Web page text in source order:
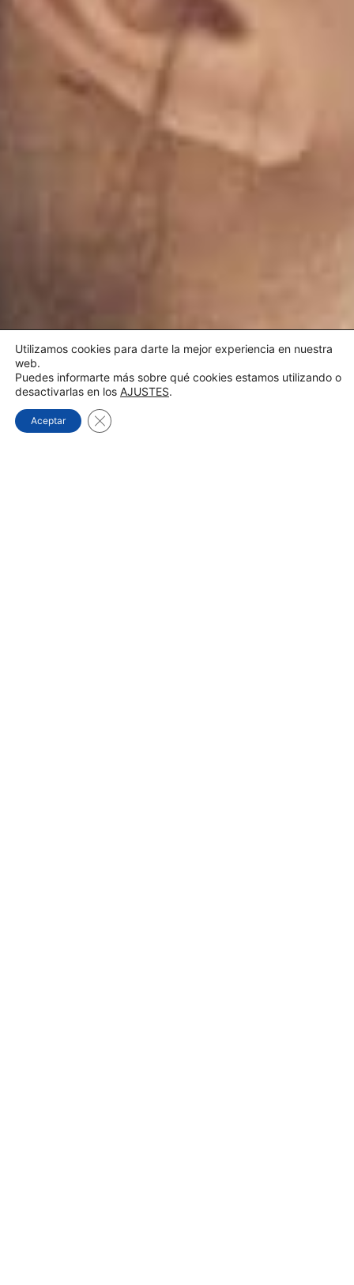
Utilizamos cookies para darte la mejor experiencia en nuestra
web.
Puedes informarte más sobre qué cookies estamos utilizando o
desactivarlas en los AJUSTES.
Aceptar Cerrar el banner de cookies RGPD